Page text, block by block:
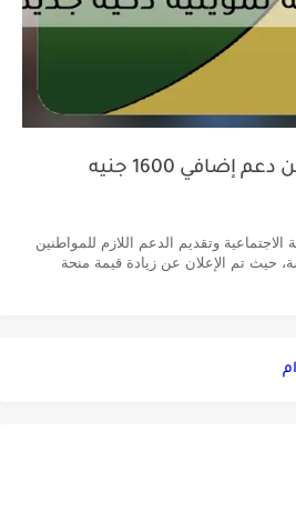
وزارة التموين تعلن عن دعم إضافي 1600 جنيه
وتقديم الدعم اللازم للمواطنين
حيث تم الإعلان عن زيادة قيمة منحة